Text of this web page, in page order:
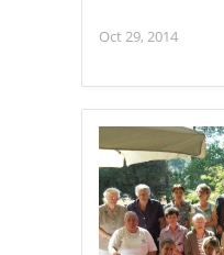
Oct 29, 2014